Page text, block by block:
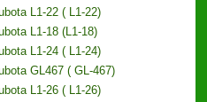
L1-22 ( L1-22)
L1-18 (L1-18)
L1-24 ( L1-24)
GL467 ( GL-467)
L1-26 ( L1-26)